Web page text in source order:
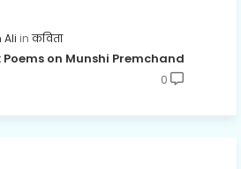
Ali कविता
Poems on Munshi Premchand
0